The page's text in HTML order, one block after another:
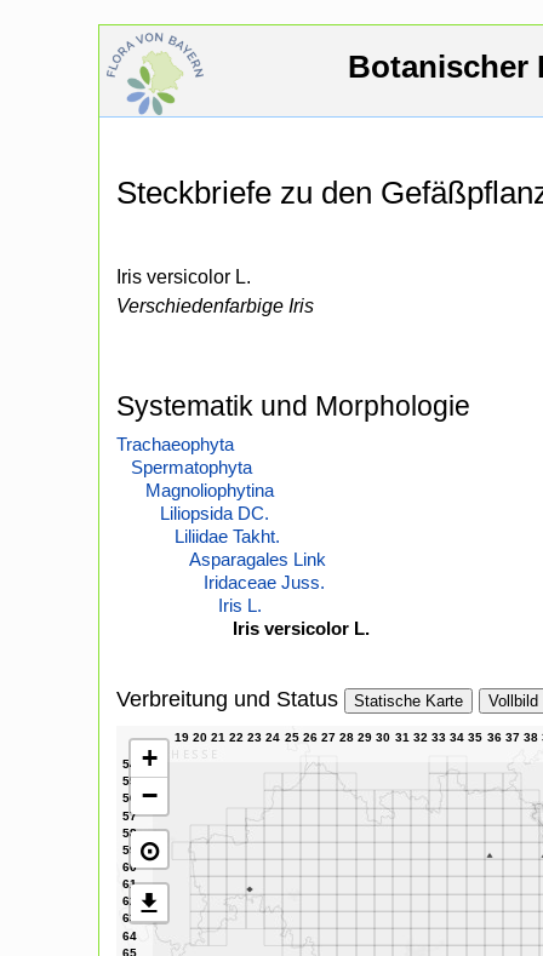
Botanischer
Steckbriefe zu den
Iris versicolor L.
Verschiedenfarbige Iris
Systematik und Morphologie
Trachaeophyta
Spermatophyta
Magnoliophytina
Liliopsida DC.
Liliidae Takht.
Asparagales Link
Iridaceae Juss.
Iris L.
Iris versicolor L.
Verbreitung und Status Statische Karte Vollbild
+
−
⊙